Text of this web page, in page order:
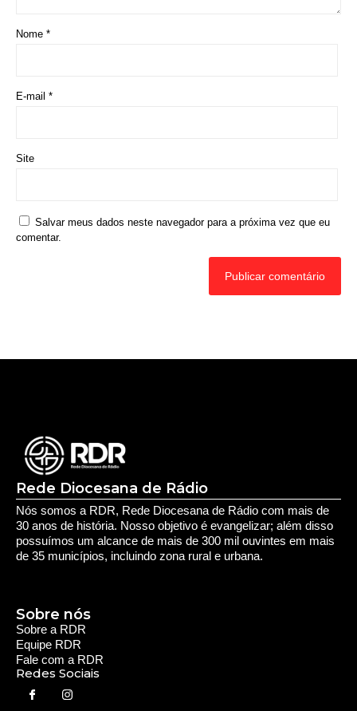
Nome *
E-mail *
Site
Salvar meus dados neste navegador para a próxima vez que eu
comentar.
Rede Diocesana de Rádio
Nós somos a RDR, Rede Diocesana de Rádio com mais de
30 anos de história. Nosso objetivo é evangelizar; além disso
possuímos um alcance de mais de 300 mil ouvintes em mais
de 35 municípios, incluindo zona rural e urbana.
Sobre a RDR
Equipe RDR
Fale com a RDR
Redes Sociais
Sobre nós